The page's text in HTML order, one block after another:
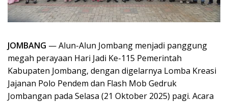
JOMBANG — Alun-Alun Jombang menjadi panggung
megah perayaan Hari Jadi Ke-115 Pemerintah
Kabupaten Jombang, dengan digelarnya Lomba Kreasi
Jajanan Polo Pendem dan Flash Mob Gedruk
Jombangan pada Selasa (21 Oktober 2025) pagi. Acara